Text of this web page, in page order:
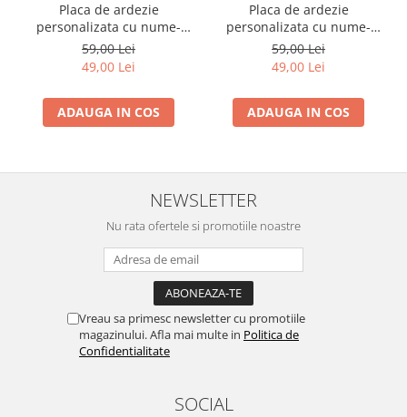
Placa de ardezie
personalizata cu nume-
Maria
59,00 Lei
49,00 Lei
ADAUGA IN COS
Placa de ardezie
personalizata cu nume-
Mihaela
59,00 Lei
49,00 Lei
ADAUGA IN COS
NEWSLETTER
Nu rata ofertele si promotiile noastre
Vreau sa primesc newsletter cu promotiile
magazinului. Afla mai multe in Politica de
Confidentialitate
SOCIAL